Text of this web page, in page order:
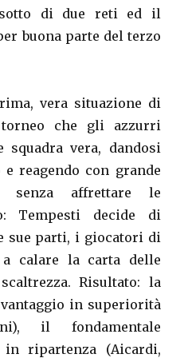
sotto di due reti ed il
buona parte del terzo
vera situazione di
che gli azzurri
squadra vera, dandosi
reagendo con grande
senza affrettare le
Tempesti decide di
sue parti, i giocatori di
calare la carta delle
Risultato: la
in superiorità
il fondamentale
ripartenza (Aicardi,